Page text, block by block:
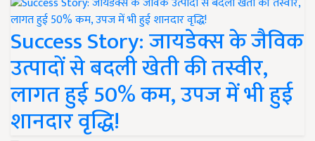
Success Story: जायडेक्स के जैविक
उत्पादों से बदली खेती की तस्वीर,
लागत हुई 50% कम, उपज में भी हुई
शानदार वृद्धि!